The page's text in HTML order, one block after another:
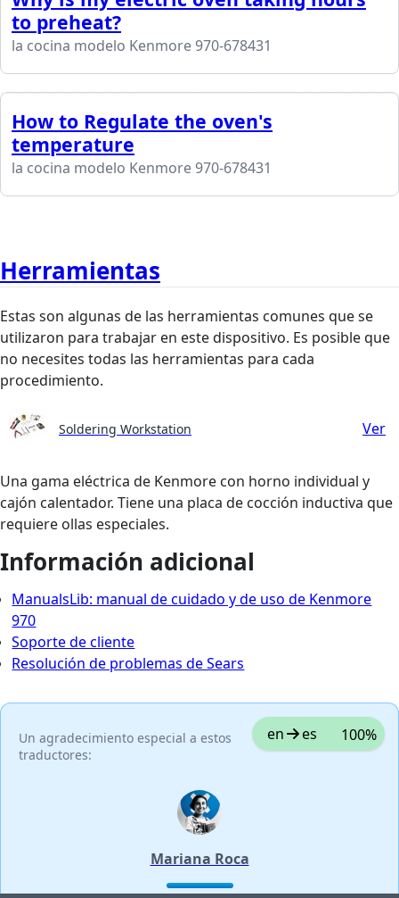
to preheat?
la cocina modelo Kenmore 970-678431
How to Regulate the oven's
temperature
la cocina modelo Kenmore 970-678431
Herramientas
Estas son algunas de las herramientas comunes que se
utilizaron para trabajar en este dispositivo. Es posible que
no necesites todas las herramientas para cada
procedimiento.
Soldering Workstation Ver
Una gama eléctrica de Kenmore con horno individual y
cajón calentador. Tiene una placa de cocción inductiva que
requiere ollas especiales.
Información adicional
ManualsLib: manual de cuidado y de uso de Kenmore
970
Soporte de cliente
Resolución de problemas de Sears
Un agradecimiento especial a estos
traductores:
en es 100%
Mariana Roca